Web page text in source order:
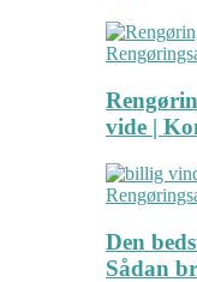
vide |
Den
Sådan